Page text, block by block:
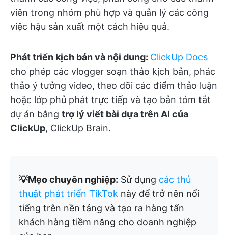
viên trong nhóm phù hợp và quản lý các công
việc hậu sản xuất một cách hiệu quả.
Phát triển kịch bản và nội dung: ClickUp Docs
cho phép các vlogger soạn thảo kịch bản, phác
thảo ý tưởng video, theo dõi các điểm thảo luận
hoặc lớp phủ phát trực tiếp và tạo bản tóm tắt
dự án bằng trợ lý viết bài dựa trên AI của
ClickUp, ClickUp Brain.
💡Mẹo chuyên nghiệp: Sử dụng các thủ
thuật phát triển TikTok này để trở nên nổi
tiếng trên nền tảng và tạo ra hàng tấn
khách hàng tiềm năng cho doanh nghiệp